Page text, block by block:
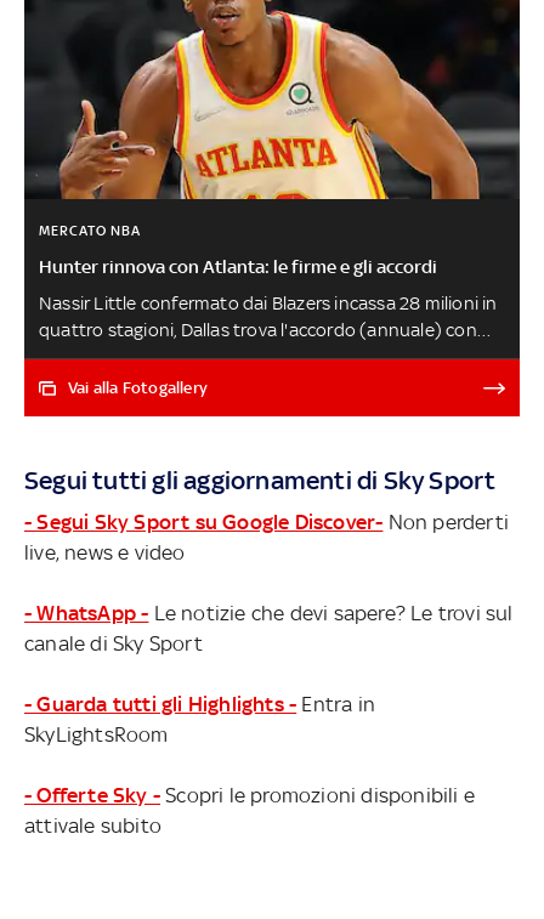
MERCATO NBA
Hunter rinnova con Atlanta: le firme e gli accordi
Nassir Little confermato dai Blazers incassa 28 milioni in
quattro stagioni, Dallas trova l'accordo (annuale) con
Facundo Campazzo, Memphis estende Brandon Clarke, i
Rockets rinnovano invece Kevin Porter Jr. Questi sono
Vai alla Fotogallery
Segui tutti gli aggiornamenti di Sky Sport
- Segui Sky Sport su Google Discover- Non perderti
live, news e video
- WhatsApp - Le notizie che devi sapere? Le trovi sul
canale di Sky Sport
- Guarda tutti gli Highlights - Entra in
SkyLightsRoom
- Offerte Sky - Scopri le promozioni disponibili e
attivale subito